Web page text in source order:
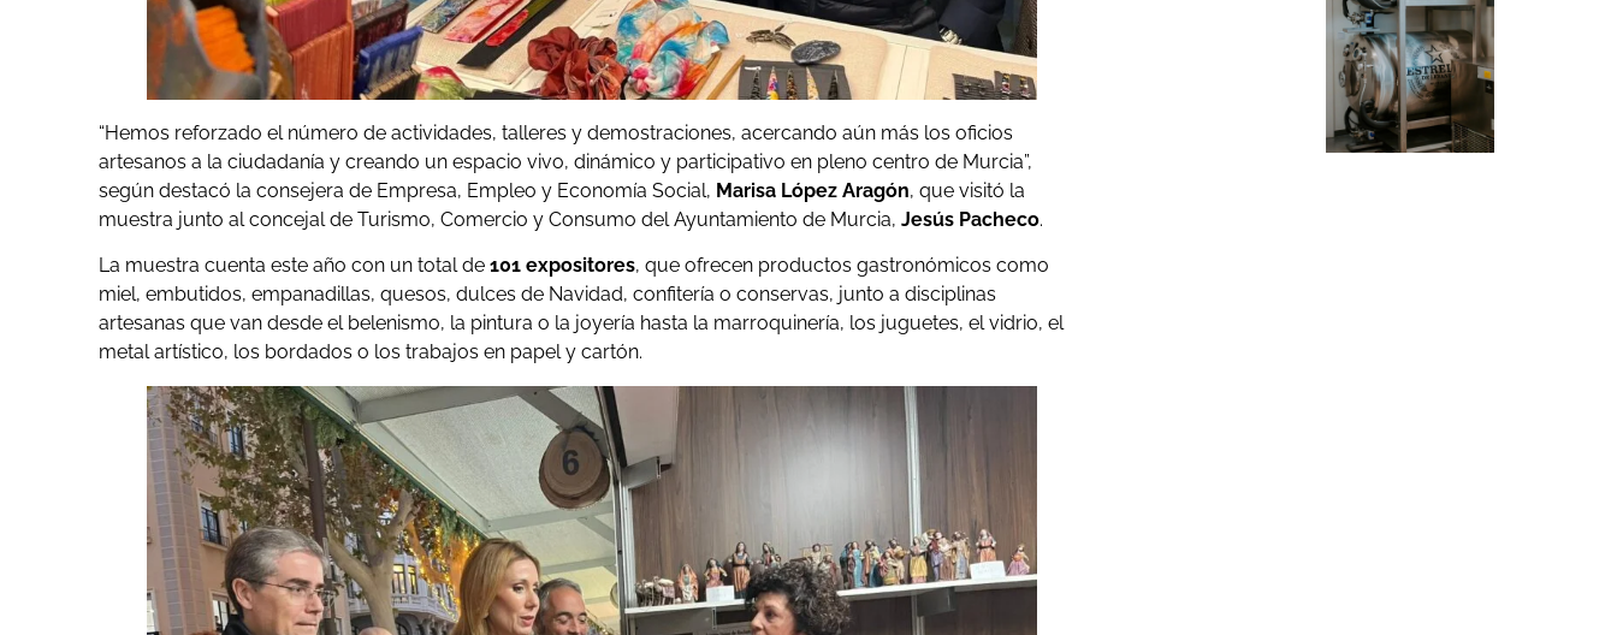
“Hemos reforzado el número de actividades, talleres y demostraciones, acercando aún más los oficios
artesanos a la ciudadanía y creando un espacio vivo, dinámico y participativo en pleno centro de Murcia”,
según destacó la consejera de Empresa, Empleo y Economía Social, Marisa López Aragón, que visitó la
muestra junto al concejal de Turismo, Comercio y Consumo del Ayuntamiento de Murcia, Jesús Pacheco.
La muestra cuenta este año con un total de 101 expositores, que ofrecen productos gastronómicos como
miel, embutidos, empanadillas, quesos, dulces de Navidad, confitería o conservas, junto a disciplinas
artesanas que van desde el belenismo, la pintura o la joyería hasta la marroquinería, los juguetes, el vidrio, el
metal artístico, los bordados o los trabajos en papel y cartón.